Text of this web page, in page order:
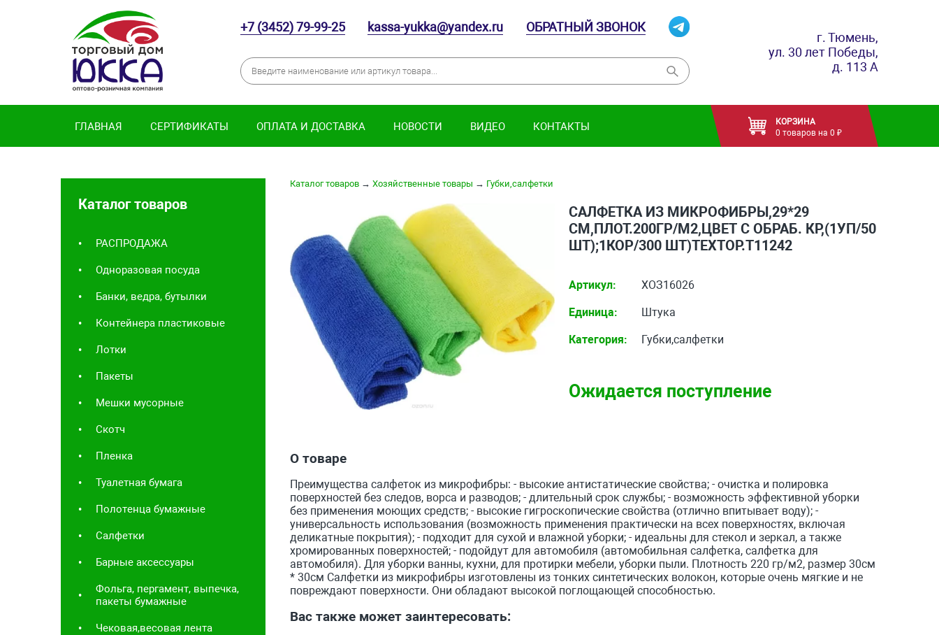
+7 (3452) 79-99-25 kassa-yukka@yandex.ru ОБРАТНЫЙ ЗВОНОК
г. Тюмень,
ул. 30 лет Победы,
д. 113 А
ГЛАВНАЯ СЕРТИФИКАТЫ ОПЛАТА И ДОСТАВКА НОВОСТИ ВИДЕО КОНТАКТЫ
КОРЗИНА
0 товаров на 0 ₽
Каталог товаров
РАСПРОДАЖА
Одноразовая посуда
Банки, ведра, бутылки
Контейнера пластиковые
Лотки
Пакеты
Мешки мусорные
Скотч
Пленка
Туалетная бумага
Полотенца бумажные
Салфетки
Барные аксессуары
Фольга, пергамент, выпечка,
пакеты бумажные
Чековая,весовая лента
Каталог товаров→ Хозяйственные товары → Губки,салфетки
САЛФЕТКА ИЗ МИКРОФИБРЫ,29*29
СМ,ПЛОТ.200ГР/М2,ЦВЕТ С ОБРАБ. КР,(1УП/50
ШТ);1КОР/300 ШТ)ТЕХТОР.Т11242
Артикул: ХОЗ16026
Единица: Штука
Категория: Губки,салфетки
Ожидается поступление
О товаре
Преимущества салфеток из микрофибры: - высокие антистатические свойства; - очистка и полировка
поверхностей без следов, ворса и разводов; - длительный срок службы; - возможность эффективной уборки
без применения моющих средств; - высокие гигроскопические свойства (отлично впитывает воду); -
универсальность использования (возможность применения практически на всех поверхностях, включая
деликатные покрытия); - подходит для сухой и влажной уборки; - идеальны для стекол и зеркал, а также
хромированных поверхностей; - подойдут для автомобиля (автомобильная салфетка, салфетка для
автомобиля). Для уборки ванны, кухни, для протирки мебели, уборки пыли. Плотность 220 гр/м2, размер 30см
* 30см Салфетки из микрофибры изготовлены из тонких синтетических волокон, которые очень мягкие и не
повреждают поверхности. Они обладают высокой поглощающей способностью.
Вас также может заинтересовать: